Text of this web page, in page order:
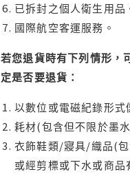
已拆封之個人衛生用
國際航空客運服務。
若您退貨時有下列情形，
定是否要退貨：
以數位或電磁紀錄形
耗材(包含但不限於墨
衣飾鞋類/寢具/織品(
或經剪標或下水或商品